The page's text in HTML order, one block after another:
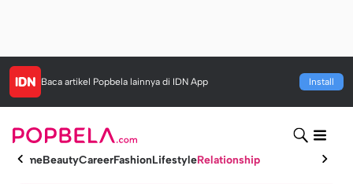
Baca artikel Popbela lainnya di IDN App Install
HomeBeautyCareerFashionLifestyleRelationship